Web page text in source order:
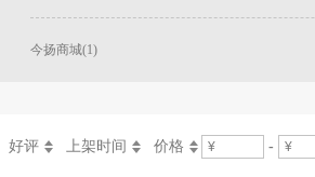
今扬商城(1)
好评 上架时间 价格 -